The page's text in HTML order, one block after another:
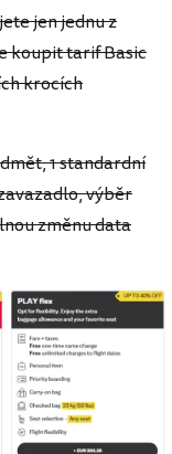
jen jednu z
koupit tarif Basic
krocích
1 standardní
výběr
změnu data